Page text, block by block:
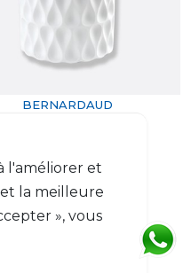
BERNARDAUD
H: 22cm
$452
l'améliorer et
la meilleure
», vous